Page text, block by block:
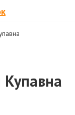
Купавна